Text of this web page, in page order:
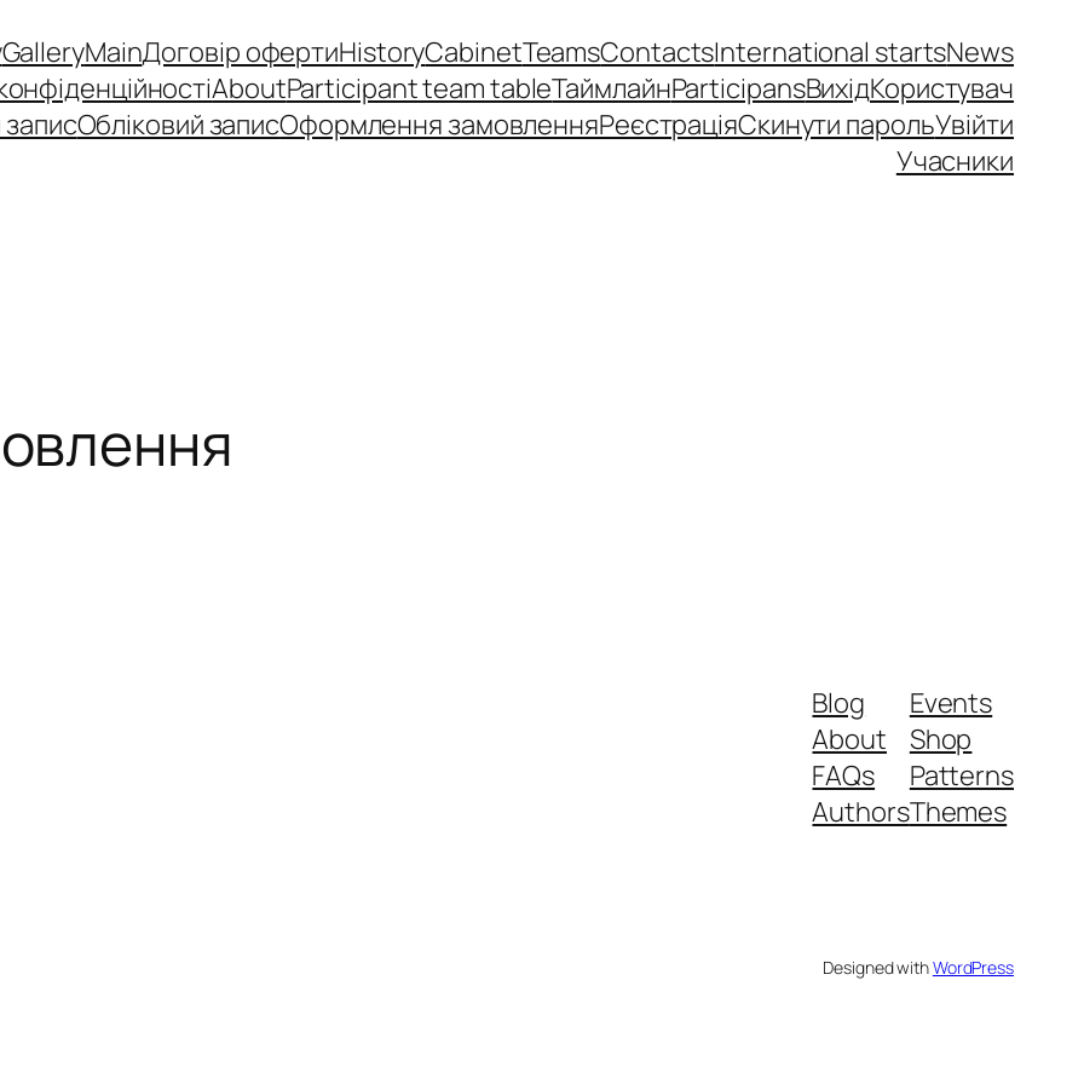
GalleryMainДоговір офертиHistoryCabinetTeamsContactsInternational startsNews
AboutParticipant team tableТаймлайнParticipansВихідКористувач
записОбліковий записОформлення замовленняРеєстраціяСкинути парольУвійти
Учасники
Blog
About
FAQs
Authors
Events
Shop
Patterns
Themes
Designed withWordPress